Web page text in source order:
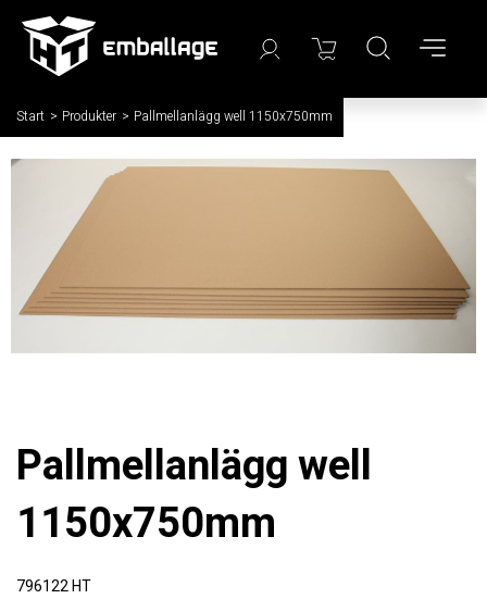
Start / Produkter / Pallmellanlägg well 1150x750mm
Pallmellanlägg well
1150x750mm
796122 HT